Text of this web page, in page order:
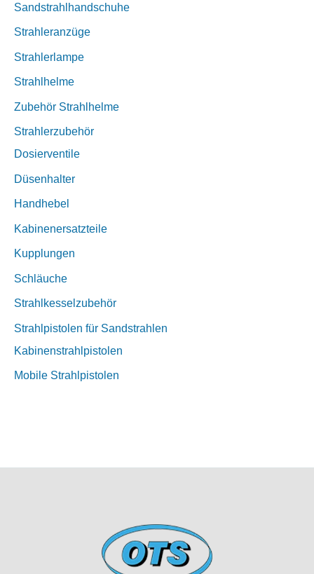
Sandstrahlhandschuhe
Strahleranzüge
Strahlerlampe
Strahlhelme
Zubehör Strahlhelme
Strahlerzubehör
Dosierventile
Düsenhalter
Handhebel
Kabinenersatzteile
Kupplungen
Schläuche
Strahlkesselzubehör
Strahlpistolen für Sandstrahlen
Kabinenstrahlpistolen
Mobile Strahlpistolen